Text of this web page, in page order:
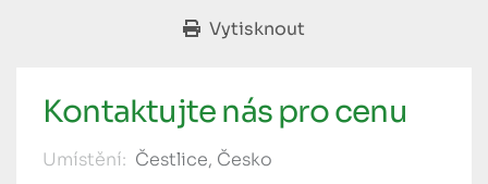
Vytisknout
Kontaktujte nás pro cenu
Umístění: Čestlice, Česko